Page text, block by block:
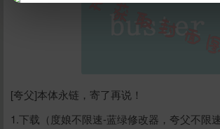
[夸父]本体永链，寄了再说！
1.下载（度娘不限速-蓝绿修改器，夸父不限